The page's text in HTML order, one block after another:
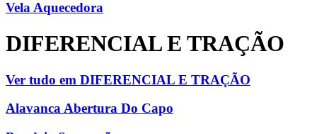
Vela Aquecedora
DIFERENCIAL E TRAÇÃO
Ver tudo em DIFERENCIAL E TRAÇÃO
Alavanca Abertura Do Capo